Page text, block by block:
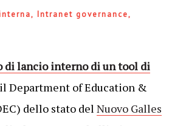
Intranet governance
di lancio interno di un tool di
Department of Education &
dello stato del Nuovo Galles